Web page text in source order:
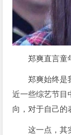
郑爽直言童
郑爽始终是
近一些综艺节目
向，对于自己的
这一点，其